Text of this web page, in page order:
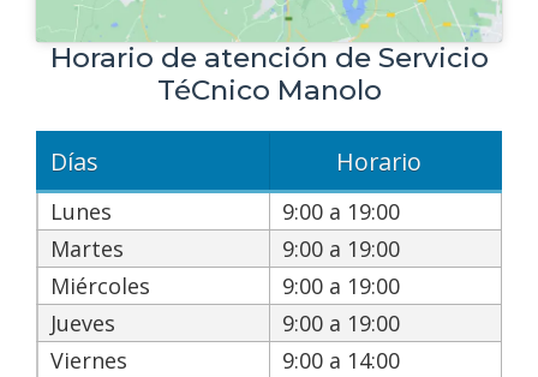
Horario de atención de Servicio
TéCnico Manolo
Días Horario
Lunes
9:00 a 19:00
Martes
9:00 a 19:00
Miércoles
9:00 a 19:00
Jueves
9:00 a 19:00
Viernes
9:00 a 14:00